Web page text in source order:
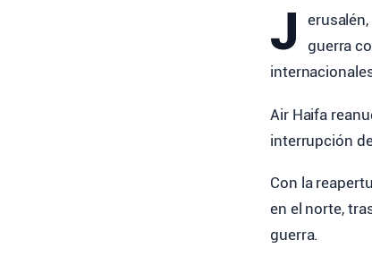
J
guerra
Air Haifa
interrupción
Con la
en el norte,
guerra.